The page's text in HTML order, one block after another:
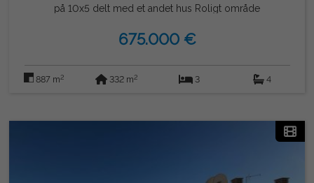
på 10x5 delt med et andet hus Roligt område
675.000 €
887 m2 332 m2 3 4